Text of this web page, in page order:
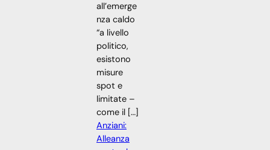
all’emerge
nza caldo
“a livello
politico,
esistono
misure
spot e
limitate –
come il […]
Anziani:
Alleanza